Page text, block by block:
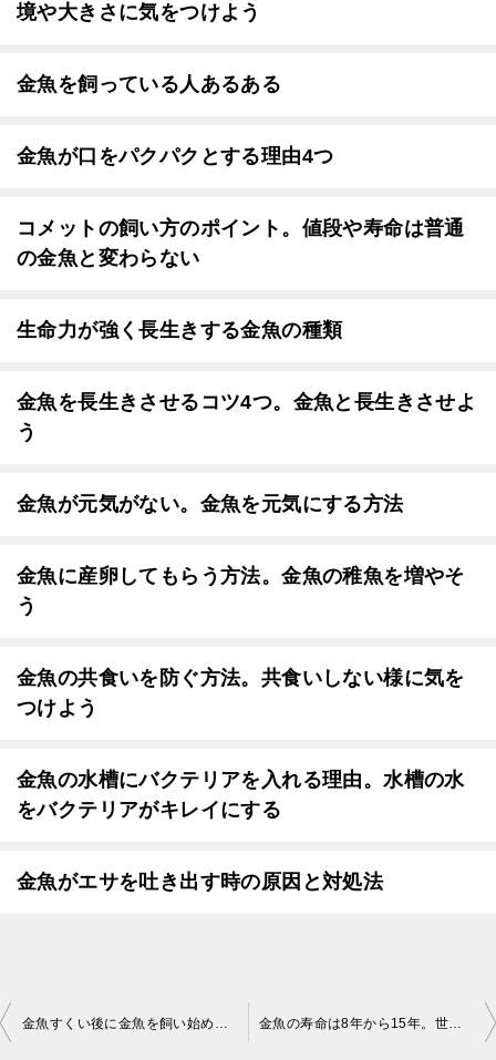
境や大きさに気をつけよう
金魚を飼っている人あるある
金魚が口をパクパクとする理由4つ
コメットの飼い方のポイント。値段や寿命は普通
の金魚と変わらない
生命力が強く長生きする金魚の種類
金魚を長生きさせるコツ4つ。金魚と長生きさせよ
う
金魚が元気がない。金魚を元気にする方法
金魚に産卵してもらう方法。金魚の稚魚を増やそ
う
金魚の共食いを防ぐ方法。共食いしない様に気を
つけよう
金魚の水槽にバクテリアを入れる理由。水槽の水
をバクテリアがキレイにする
金魚がエサを吐き出す時の原因と対処法
投
金魚すくい後に金魚を飼い始めるまでの4ステップ 金魚の寿命は8年から15年。世界最長は45年？